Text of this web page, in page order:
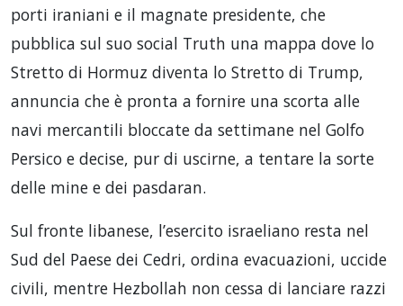
porti iraniani e il magnate presidente, che
pubblica sul suo social Truth una mappa dove lo
Stretto di Hormuz diventa lo Stretto di Trump,
annuncia che è pronta a fornire una scorta alle
navi mercantili bloccate da settimane nel Golfo
Persico e decise, pur di uscirne, a tentare la sorte
delle mine e dei pasdaran.
Sul fronte libanese, l’esercito israeliano resta nel
Sud del Paese dei Cedri, ordina evacuazioni, uccide
civili, mentre Hezbollah non cessa di lanciare razzi